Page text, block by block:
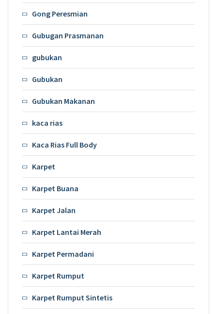
Gong Peresmian
Gubugan Prasmanan
gubukan
Gubukan
Gubukan Makanan
kaca rias
Kaca Rias Full Body
Karpet
Karpet Buana
Karpet Jalan
Karpet Lantai Merah
Karpet Permadani
Karpet Rumput
Karpet Rumput Sintetis